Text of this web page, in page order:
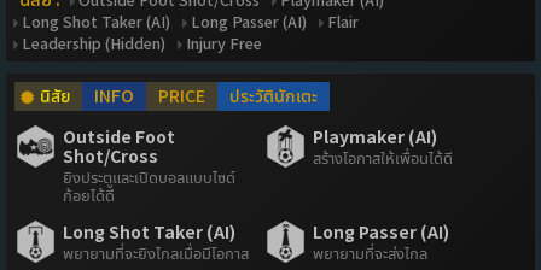
Long Shot Taker (AI)
Long Passer (AI)
Flair
Leadership (Hidden)
Injury Free
นิสัย INFO PRICE
ประวัตินักเตะ
Outside Foot
Shot/Cross
ยิงประตูและเปิดบอลแบบไซด์
ก้อยได้ดี
Playmaker (AI)
สร้างโอกาสให้เพื่อนได้ดี
Long Shot Taker (AI)
พยายามที่จะยิงไกลเมื่อมีโอกาส
Long Passer (AI)
พยายามที่จะส่งไกล